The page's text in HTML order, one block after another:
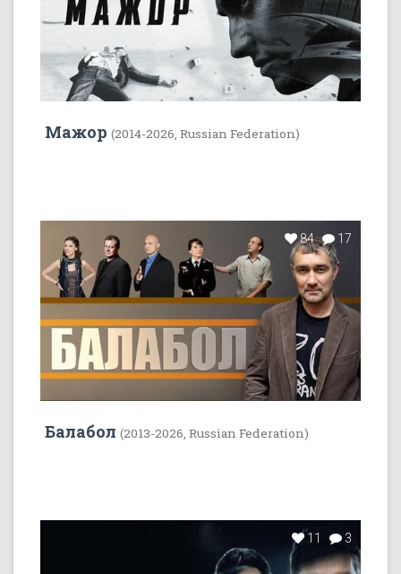
Мажор (2014-2026, Russian Federation)
84 17
Балабол (2013-2026, Russian Federation)
11 3